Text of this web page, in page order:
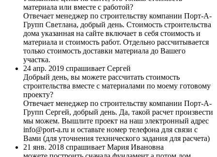
материала или вместе с работой?
Отвечает менеджер по строительству компании Порт-А-
Групп Светлана, добрый день. Стоимость строительства
дома указанная на сайте включает в себя стоимость и
материала и стоимость работ. Отдельно рассчитывается
только стоимость доставки материала до Вашего
участка.
24 апр. 2019 спрашивает Сергей
Добрый день, вы можете рассчитать стоимость
строительства вместе с материалами по моему готовому
проекту?
Отвечает менеджер по строительству компании Порт-А-
Групп Сергей, добрый день. Да, такой расчет произвести
мы можем. Вышлите проект на наш электронный адрес
info@port-a.ru и оставьте номер телефона для связи с
Вами (для уточнения технического задания для расчета)
21 янв. 2018 спрашивает Мария Ивановна